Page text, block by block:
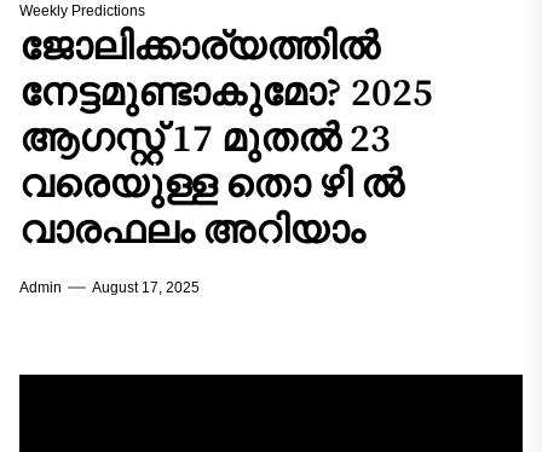
Weekly Predictions
ജോലിക്കാര്യത്തിൽ
നേട്ടമുണ്ടാകുമോ? 2025
ആഗസ്റ്റ് 17 മുതൽ 23
വരെയുള്ള തൊ ഴി ൽ
വാരഫലം അറിയാം
Admin August 17, 2025